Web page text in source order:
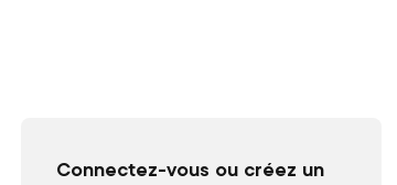
Connectez-vous ou créez un